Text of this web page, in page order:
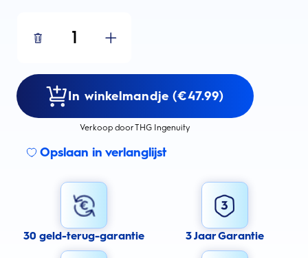
1
In winkelmandje (€47.99)
Verkoop door THG Ingenuity
Opslaan in verlanglijst
30 geld-terug-garantie 3 Jaar Garantie